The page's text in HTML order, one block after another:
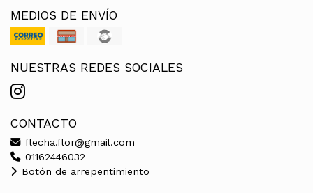
MEDIOS DE ENVÍO
NUESTRAS REDES SOCIALES
CONTACTO
flecha.flor@gmail.com
01162446032
Botón de arrepentimiento